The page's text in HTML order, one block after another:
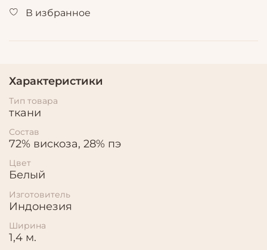
В избранное
Характеристики
Тип товара
ткани
Состав
72% вискоза, 28% пэ
Цвет
Белый
Изготовитель
Индонезия
Ширина
1,4 м.